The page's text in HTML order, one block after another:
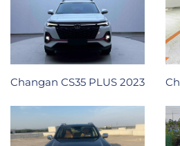
Changan CS35 PLUS 2023